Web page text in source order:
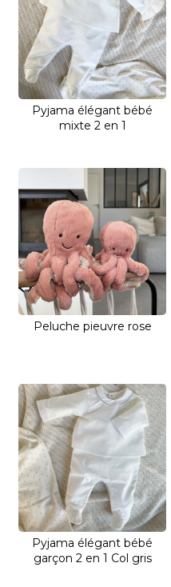
Pyjama élégant bébé
mixte 2 en 1
Peluche pieuvre rose
Pyjama élégant bébé
garçon 2 en 1 Col gris